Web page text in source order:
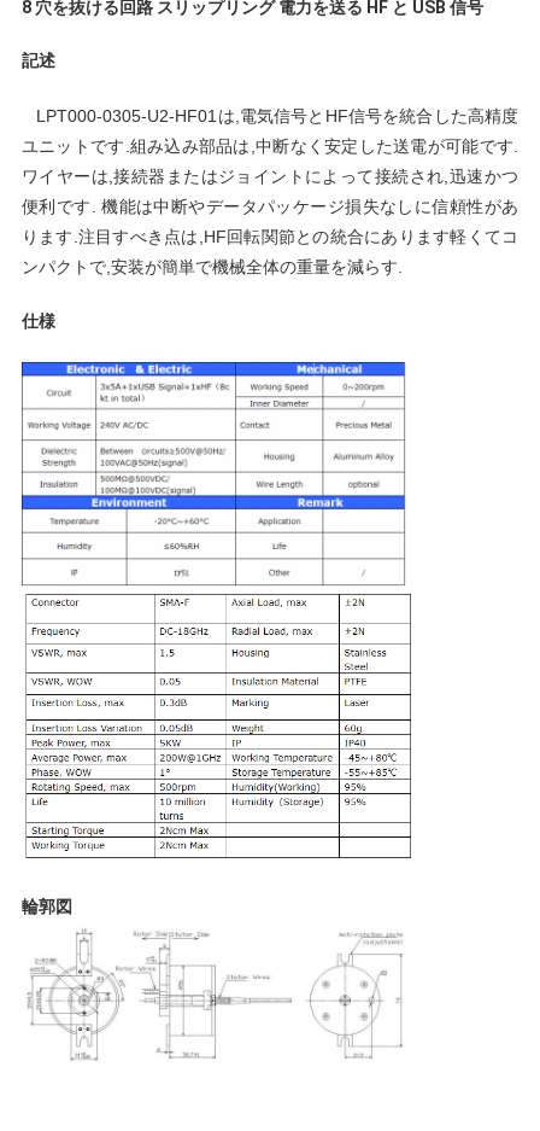
に
連
絡
し
な
い
引
用
を
要
求
し
な
さ
地
図
8 穴を抜ける回路 スリップリング 電力を送る HF と USB 信号
記述
LPT000-0305-U2-HF01は,電気信号とHF信号を統合した高精度
ユニットです.組み込み部品は,中断なく安定した送電が可能です.
ワイヤーは,接続器またはジョイントによって接続され,迅速かつ
便利です. 機能は中断やデータパッケージ損失なしに信頼性があ
ります.注目すべき点は,HF回転関節との統合にあります軽くてコ
ンパクトで,安装が簡単で機械全体の重量を減らす.
仕様
輪郭図